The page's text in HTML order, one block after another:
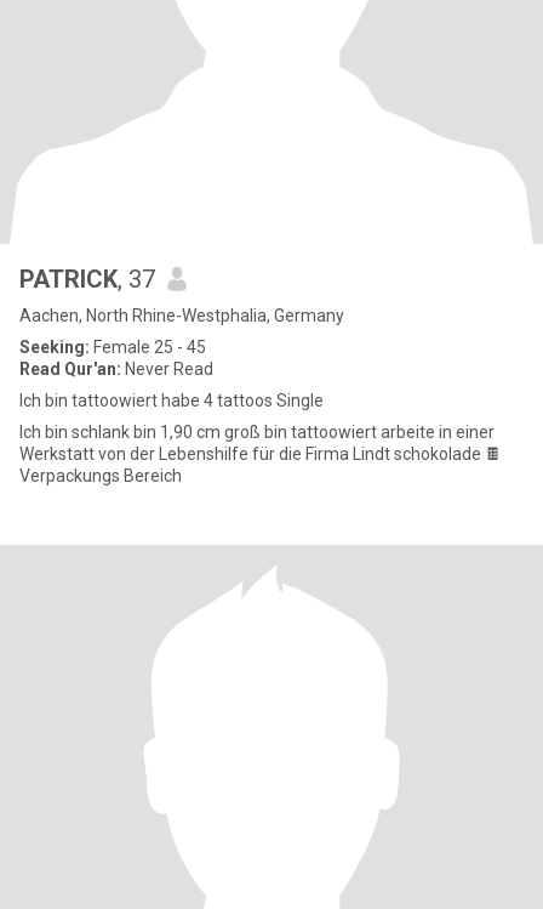
PATRICK, 37
Aachen, North Rhine-Westphalia, Germany
Seeking: Female 25 - 45
Read Qur'an: Never Read
Ich bin tattoowiert habe 4 tattoos Single
Ich bin schlank bin 1,90 cm groß bin tattoowiert arbeite in einer
Werkstatt von der Lebenshilfe für die Firma Lindt schokolade 🍫
Verpackungs Bereich